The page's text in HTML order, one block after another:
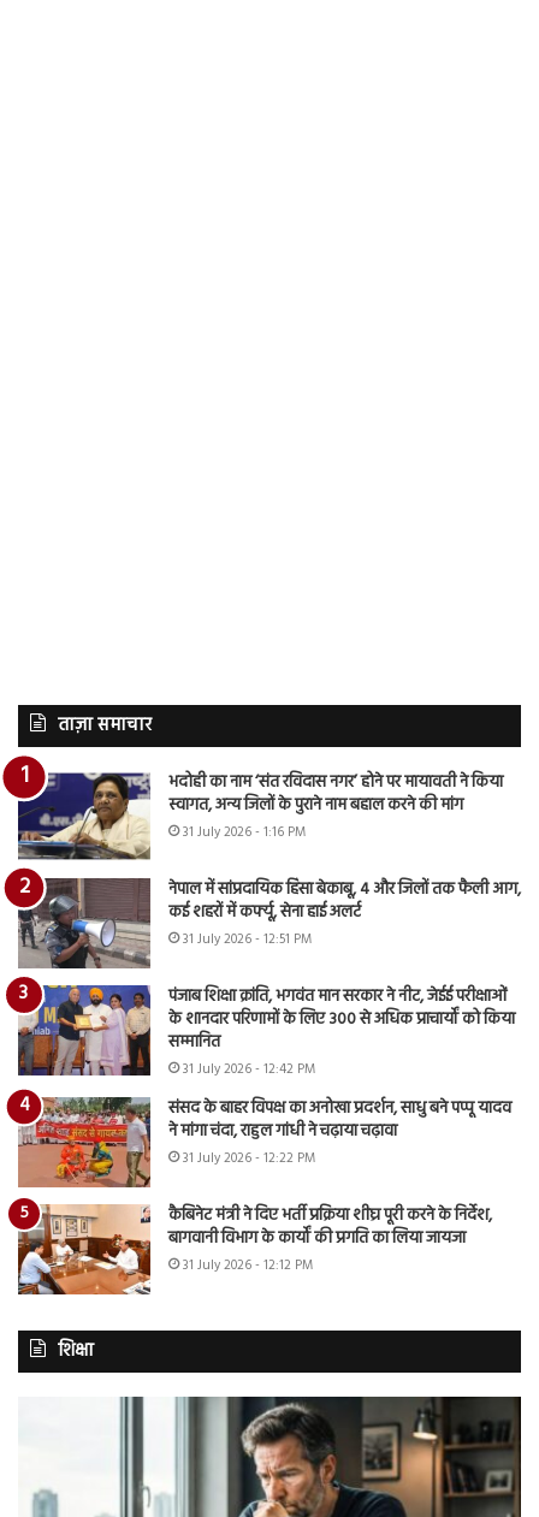
ताज़ा समाचार
भदोही का नाम ‘संत रविदास नगर’ होने पर मायावती ने किया
स्वागत, अन्य जिलों के पुराने नाम बहाल करने की मांग
31 July 2026 - 1:16 PM
नेपाल में सांप्रदायिक हिंसा बेकाबू, 4 और जिलों तक फैली आग,
कई शहरों में कर्फ्यू, सेना हाई अलर्ट
31 July 2026 - 12:51 PM
पंजाब शिक्षा क्रांति, भगवंत मान सरकार ने नीट, जेईई परीक्षाओं
के शानदार परिणामों के लिए 300 से अधिक प्राचार्यों को किया
सम्मानित
31 July 2026 - 12:42 PM
संसद के बाहर विपक्ष का अनोखा प्रदर्शन, साधु बने पप्पू यादव
ने मांगा चंदा, राहुल गांधी ने चढ़ाया चढ़ावा
31 July 2026 - 12:22 PM
कैबिनेट मंत्री ने दिए भर्ती प्रक्रिया शीघ्र पूरी करने के निर्देश,
बागवानी विभाग के कार्यों की प्रगति का लिया जायजा
31 July 2026 - 12:12 PM
शिक्षा